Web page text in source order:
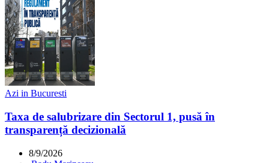
Azi in Bucuresti
Taxa de salubrizare din Sectorul 1, pusă în
transparență decizională
8/9/2026